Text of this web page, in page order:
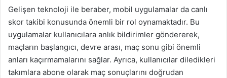
Gelişen teknoloji ile beraber, mobil uygulamalar da canlı
skor takibi konusunda önemli bir rol oynamaktadır. Bu
uygulamalar kullanıcılara anlık bildirimler göndererek,
maçların başlangıcı, devre arası, maç sonu gibi önemli
anları kaçırmamalarını sağlar. Ayrıca, kullanıcılar diledikleri
takımlara abone olarak maç sonuçlarını doğrudan